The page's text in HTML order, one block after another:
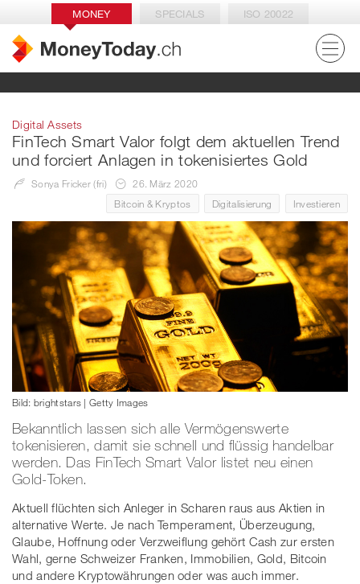
MONEY SPECIALS ISO 20022
Digital Assets
FinTech Smart Valor folgt dem aktuellen Trend
und forciert Anlagen in tokenisiertes Gold
Sonya Fricker (fri)
26. März 2020
Bitcoin & Kryptos
Digitalisierung Investieren
Bild: brightstars | Getty Images
Bekanntlich lassen sich alle Vermögenswerte
tokenisieren, damit sie schnell und flüssig handelbar
werden. Das FinTech Smart Valor listet neu einen
Gold-Token.
Aktuell flüchten sich Anleger in Scharen raus aus Aktien in
alternative Werte. Je nach Temperament, Überzeugung,
Glaube, Hoffnung oder Verzweiflung gehört Cash zur ersten
Wahl, gerne Schweizer Franken, Immobilien, Gold, Bitcoin
und andere Kryptowährungen oder was auch immer.